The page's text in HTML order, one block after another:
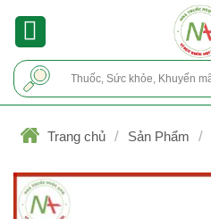
Trang chủ / Sản Phẩm /